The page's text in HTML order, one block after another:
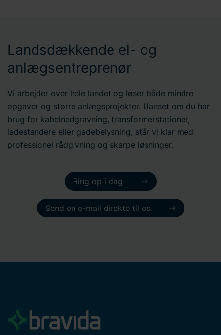
Landsdækkende el- og
anlægsentreprenør
Vi arbejder over hele landet og løser både mindre
opgaver og større anlægsprojekter. Uanset om du har
brug for kabelnedgravning, transformerstationer,
ladestandere eller gadebelysning, står vi klar med
professionel rådgivning og skarpe løsninger.
Ring op i dag
Send en e-mail direkte til os